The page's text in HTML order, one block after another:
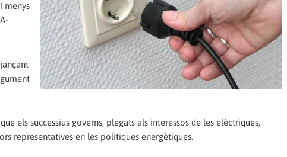
menys
els successius governs, plegats als interessos de les elèctriques,
representatives en les polítiques energètiques.